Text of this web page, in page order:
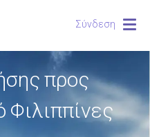
Σύνδεση
προς